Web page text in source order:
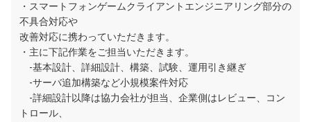
・スマートフォンゲームクライアントエンジニアリング部分の
不具合対応や
改善対応に携わっていただきます。
・主に下記作業をご担当いただきます。
-基本設計、詳細設計、構築、試験、運用引き継ぎ
-サーバ追加構築など小規模案件対応
-詳細設計以降は協力会社が担当、企業側はレビュー、コン
トロール、